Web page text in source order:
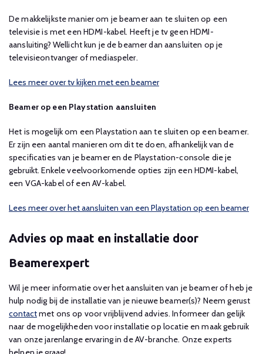
De makkelijkste manier om je beamer aan te sluiten op een
televisie is met een HDMI-kabel. Heeft je tv geen HDMI-
aansluiting? Wellicht kun je de beamer dan aansluiten op je
televisieontvanger of mediaspeler.
Lees meer over tv kijken met een beamer
Beamer op een Playstation aansluiten
Het is mogelijk om een Playstation aan te sluiten op een beamer.
Er zijn een aantal manieren om dit te doen, afhankelijk van de
specificaties van je beamer en de Playstation-console die je
gebruikt. Enkele veelvoorkomende opties zijn een HDMI-kabel,
een VGA-kabel of een AV-kabel.
Lees meer over het aansluiten van een Playstation op een beamer
Advies op maat en installatie door
Beamerexpert
Wil je meer informatie over het aansluiten van je beamer of heb je
hulp nodig bij de installatie van je nieuwe beamer(s)? Neem gerust
contactmet ons op voor vrijblijvend advies. Informeer dan gelijk
naar de mogelijkheden voor installatie op locatie en maak gebruik
van onze jarenlange ervaring in de AV-branche. Onze experts